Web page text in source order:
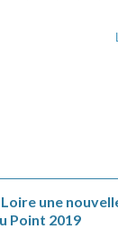
une
Point 2019